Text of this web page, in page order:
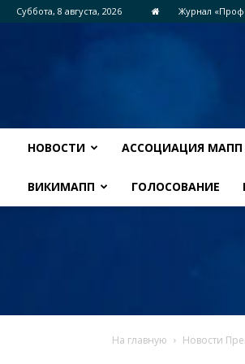
Суббота, 8 августа, 2026 Журнал
НОВОСТИ АССОЦИАЦИЯ МАПП
ВИКИМАПП ГОЛОСОВАНИЕ
На главную Новости